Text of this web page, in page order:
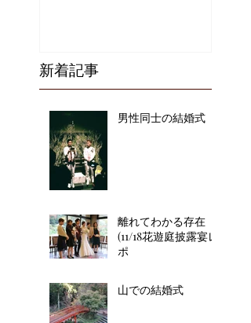
新着記事
男性同士の結婚式
離れてわかる存在
(11/18花遊庭披露宴レ
ポ
山での結婚式